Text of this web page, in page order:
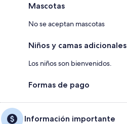
Mascotas
No se aceptan mascotas
Niños y camas adicionales
Los niños son bienvenidos.
Formas de pago
Información importante